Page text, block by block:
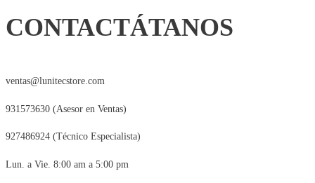
CONTACTÁTANOS
ventas@lunitecstore.com
931573630 (Asesor en Ventas)
927486924 (Técnico Especialista)
Lun. a Vie. 8:00 am a 5:00 pm